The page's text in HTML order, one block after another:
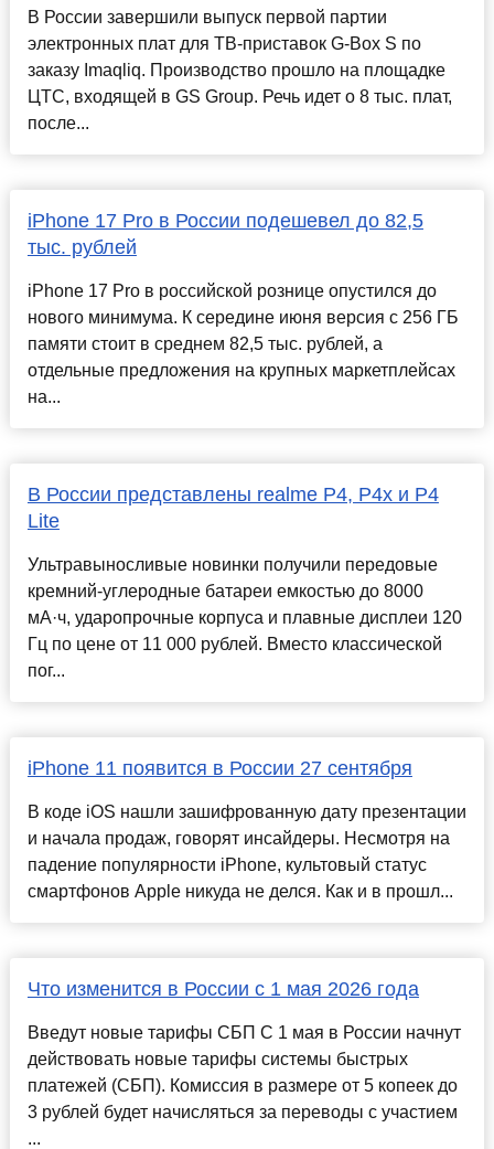
В России завершили выпуск первой партии
электронных плат для ТВ-приставок G-Box S по
заказу Imaqliq. Производство прошло на площадке
ЦТС, входящей в GS Group. Речь идет о 8 тыс. плат,
после...
iPhone 17 Pro в России подешевел до 82,5
тыс. рублей
iPhone 17 Pro в российской рознице опустился до
нового минимума. К середине июня версия с 256 ГБ
памяти стоит в среднем 82,5 тыс. рублей, а
отдельные предложения на крупных маркетплейсах
на...
В России представлены realme P4, P4x и P4
Lite
Ультравыносливые новинки получили передовые
кремний-углеродные батареи емкостью до 8000
мА·ч, ударопрочные корпуса и плавные дисплеи 120
Гц по цене от 11 000 рублей. Вместо классической
пог...
iPhone 11 появится в России 27 сентября
В коде iOS нашли зашифрованную дату презентации
и начала продаж, говорят инсайдеры. Несмотря на
падение популярности iPhone, культовый статус
смартфонов Apple никуда не делся. Как и в прошл...
Что изменится в России с 1 мая 2026 года
Введут новые тарифы СБП С 1 мая в России начнут
действовать новые тарифы системы быстрых
платежей (СБП). Комиссия в размере от 5 копеек до
3 рублей будет начисляться за переводы с участием
...